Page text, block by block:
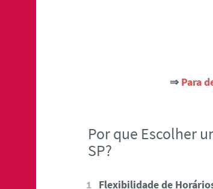
⇒ Para
Por que Escolher
SP?
Flexibilidade de